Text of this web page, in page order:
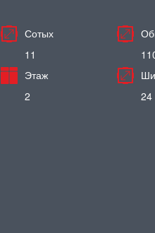
Сотых
11
Этаж
2
24